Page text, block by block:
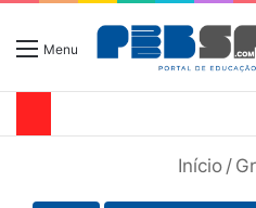
Menu
Início /